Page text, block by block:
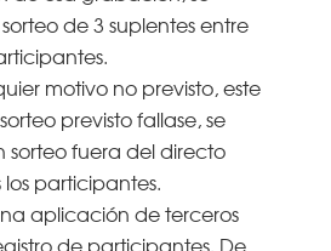
de 3 suplentes entre
motivo no previsto, este
previsto fallase, se
sorteo fuera del directo
participantes.
aplicación de terceros
de participantes. De